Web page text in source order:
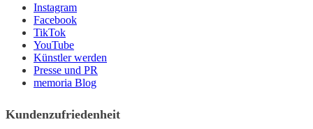
Instagram
Facebook
TikTok
YouTube
Künstler werden
Presse und PR
memoria Blog
Kundenzufriedenheit